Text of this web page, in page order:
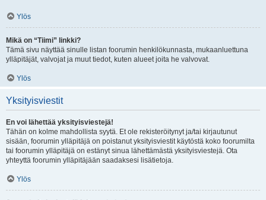
Ylös
Mikä on “Tiimi” linkki?
Tämä sivu näyttää sinulle listan foorumin henkilökunnasta, mukaanluettuna
ylläpitäjät, valvojat ja muut tiedot, kuten alueet joita he valvovat.
Ylös
Yksityisviestit
En voi lähettää yksityisviestejä!
Tähän on kolme mahdollista syytä. Et ole rekisteröitynyt ja/tai kirjautunut
sisään, foorumin ylläpitäjä on poistanut yksityisviestit käytöstä koko foorumilta
tai foorumin ylläpitäjä on estänyt sinua lähettämästä yksityisviestejä. Ota
yhteyttä foorumin ylläpitäjään saadaksesi lisätietoja.
Ylös